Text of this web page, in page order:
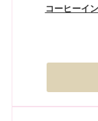
コーヒーイ